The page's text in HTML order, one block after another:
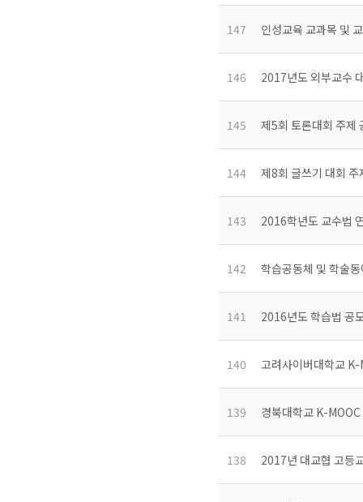
147 인성교육 교과목 및
146 2017년도 외부교수
145 제5회 토론대회 주제
144 제8회 글쓰기 대회
143 2016학년도 교수법
142 학습공동체 및 학술
141 2016년도 학습법 공
140 고려사이버대학교 K-
139 경북대학교 K-
138 2017년 대교협 고등